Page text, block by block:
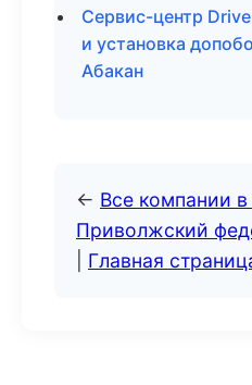
Сервис-центр
и установка
Абакан
← Все компании в
Приволжский
Главная